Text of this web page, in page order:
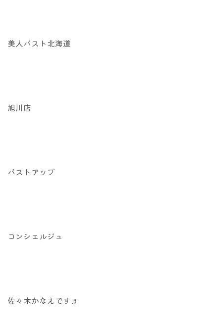
美人バスト北海道
旭川店
バストアップ
コンシェルジュ
佐々木かなえです♬